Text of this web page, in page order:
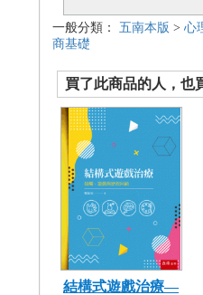
一般分類： 五南本版 > 心
商基礎
買了此商品的人，也
結構式遊戲治療—